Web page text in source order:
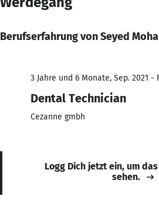
Berufserfahrung von Seyed
3 Jahre und 6 Monate, Sep. 2021 -
Dental Technician
Cezanne gmbh
Logg Dich jetzt ein, um
sehen.